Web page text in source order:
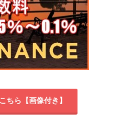
ちら【画像付き】